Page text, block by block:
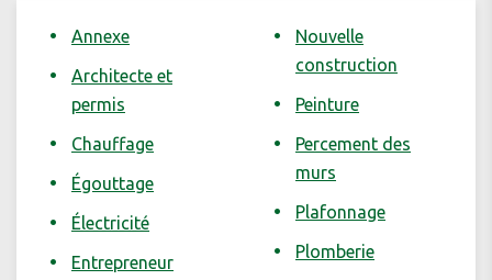
Annexe
Architecte et
permis
Chauffage
Égouttage
Électricité
Entrepreneur
Nouvelle
construction
Peinture
Percement des
murs
Plafonnage
Plomberie